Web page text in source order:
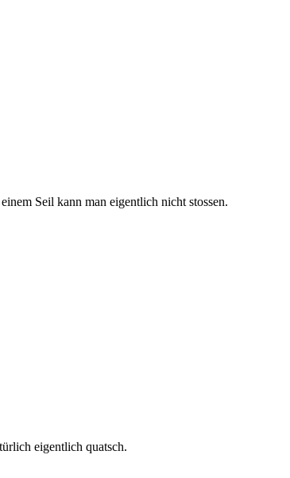
Seil kann man eigentlich nicht stossen.
eigentlich quatsch.